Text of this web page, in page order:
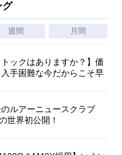
グ
週間 月間
トックはありますか？】価
手困難な今だからこそ早
ルアーニュースクラブ
世界初公開！